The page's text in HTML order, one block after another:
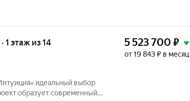
1 этаж из 14
выбор
образует современный
5 523 700 ₽
от 19 843 ₽ в месяц